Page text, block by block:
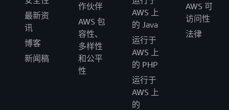
最新资
讯
博客
新闻稿
作伙伴
AWS 包
容性、
多样性
和公平
性
AWS 上
的 Java
运行于
AWS 上
的 PHP
运行于
AWS 上
的
AWS 可
访问性
法律